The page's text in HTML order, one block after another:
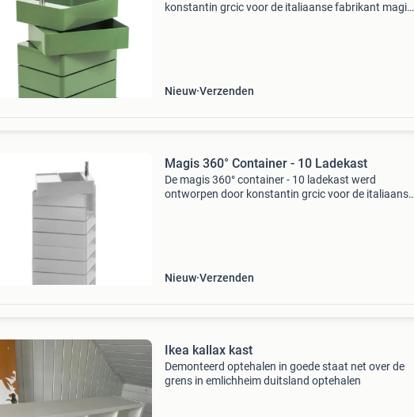
konstantin grcic voor de italiaanse fabrikant magis.
Nieuw Verzenden
Magis 360° Container - 10 Ladekast
De magis 360° container - 10 ladekast werd
ontworpen door konstantin grcic voor de italiaanse
Nieuw Verzenden
Ikea kallax kast
Demonteerd optehalen in goede staat net over de
grens in emlichheim duitsland optehalen